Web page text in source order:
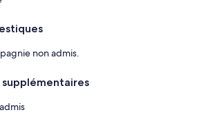
non admis.